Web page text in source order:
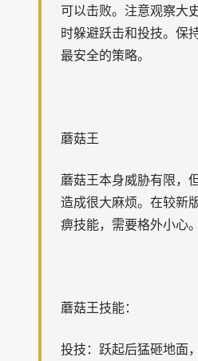
可以击败。注意观察大
时躲避跃击和投技。保
最安全的策略。
蘑菇王
蘑菇王本身威胁有限，
造成很大麻烦。在较新
痹技能，需要格外小心。
蘑菇王技能：
投技：跃起后猛砸地面